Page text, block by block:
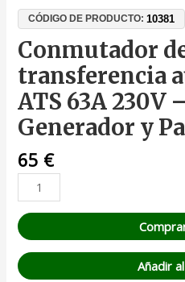
CÓDIGO DE PRODUCTO:10381
Conmutador
transferencia
ATS 63A 230V
Generador y
65 €
Añadir